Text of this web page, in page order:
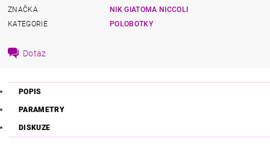
ZNAČKA
NIK GIATOMA NICCOLI
KATEGORIE
POLOBOTKY
Dotaz
POPIS
PARAMETRY
DISKUZE